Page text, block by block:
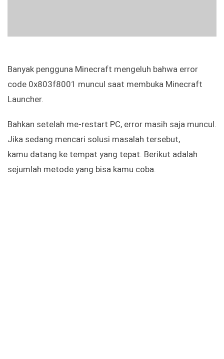
Banyak pengguna Minecraft mengeluh bahwa error
code 0x803f8001 muncul saat membuka Minecraft
Launcher.
Bahkan setelah me-restart PC, error masih saja muncul.
Jika sedang mencari solusi masalah tersebut,
kamu datang ke tempat yang tepat. Berikut adalah
sejumlah metode yang bisa kamu coba.